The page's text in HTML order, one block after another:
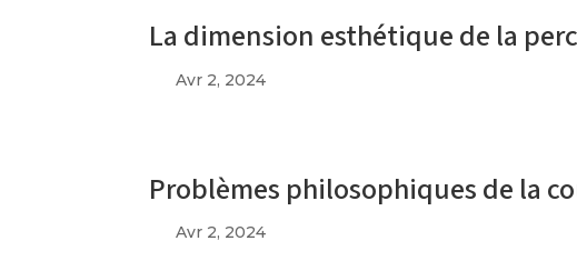
La dimension esthétique de la
Avr 2, 2024
Problèmes philosophiques de la
Avr 2, 2024